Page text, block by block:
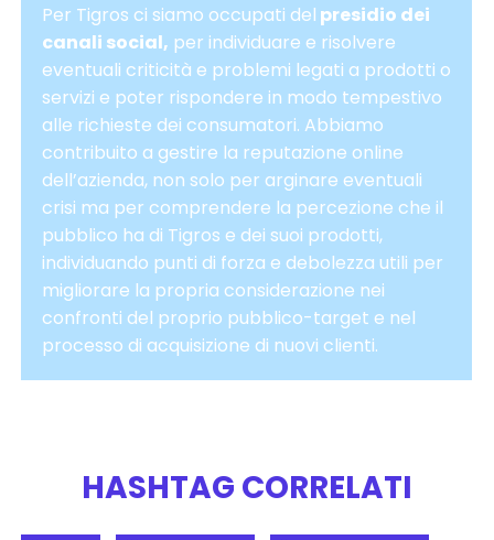
Per Tigros ci siamo occupati del presidio dei
canali social, per individuare e risolvere
eventuali criticità e problemi legati a prodotti o
servizi e poter rispondere in modo tempestivo
alle richieste dei consumatori. Abbiamo
contribuito a gestire la reputazione online
dell’azienda, non solo per arginare eventuali
crisi ma per comprendere la percezione che il
pubblico ha di Tigros e dei suoi prodotti,
individuando punti di forza e debolezza utili per
migliorare la propria considerazione nei
confronti del proprio pubblico-target e nel
processo di acquisizione di nuovi clienti.
HASHTAG CORRELATI